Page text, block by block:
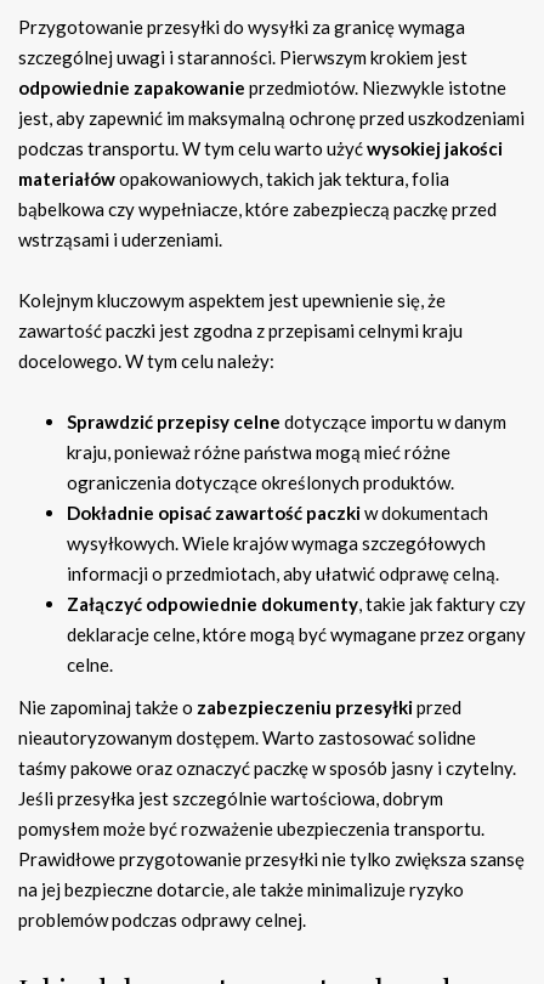
Przygotowanie przesyłki do wysyłki za granicę wymaga
szczególnej uwagi i staranności. Pierwszym krokiem jest
odpowiednie zapakowanie przedmiotów. Niezwykle istotne
jest, aby zapewnić im maksymalną ochronę przed uszkodzeniami
podczas transportu. W tym celu warto użyćwysokiej jakości
materiałówopakowaniowych, takich jak tektura, folia
bąbelkowa czy wypełniacze, które zabezpieczą paczkę przed
wstrząsami i uderzeniami.
Kolejnym kluczowym aspektem jest upewnienie się, że
zawartość paczki jest zgodna z przepisami celnymi kraju
docelowego. W tym celu należy:
Sprawdzić przepisy celne dotyczące importu w danym
kraju, ponieważ różne państwa mogą mieć różne
ograniczenia dotyczące określonych produktów.
Dokładnie opisać zawartość paczkiw dokumentach
wysyłkowych. Wiele krajów wymaga szczegółowych
informacji o przedmiotach, aby ułatwić odprawę celną.
Załączyć odpowiednie dokumenty, takie jak faktury czy
deklaracje celne, które mogą być wymagane przez organy
celne.
Nie zapominaj także o zabezpieczeniu przesyłkiprzed
nieautoryzowanym dostępem. Warto zastosować solidne
taśmy pakowe oraz oznaczyć paczkę w sposób jasny i czytelny.
Jeśli przesyłka jest szczególnie wartościowa, dobrym
pomysłem może być rozważenie ubezpieczenia transportu.
Prawidłowe przygotowanie przesyłki nie tylko zwiększa szansę
na jej bezpieczne dotarcie, ale także minimalizuje ryzyko
problemów podczas odprawy celnej.